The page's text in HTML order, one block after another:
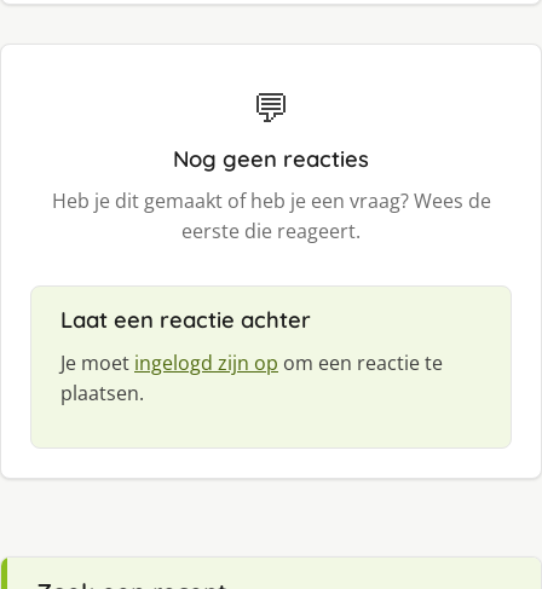
💬
Nog geen reacties
Heb je dit gemaakt of heb je een vraag? Wees de
eerste die reageert.
Laat een reactie achter
Je moet ingelogd zijn op om een reactie te
plaatsen.